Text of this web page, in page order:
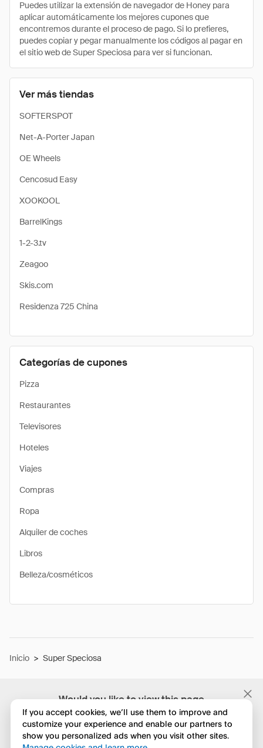
Would you like to view this page
in English?
No, seguir navegando
Ver más tiendas
SOFTERSPOT
Net-A-Porter Japan
OE Wheels
Cencosud Easy
XOOKOOL
BarrelKings
1-2-3.tv
Zeagoo
Skis.com
Residenza 725 China
Categorías de cupones
Pizza
Restaurantes
Televisores
Hoteles
Viajes
Compras
Ropa
Alquiler de coches
Libros
Belleza/cosméticos
Puedes utilizar la extensión de navegador de Honey para
aplicar automáticamente los mejores cupones que
encontremos durante el proceso de pago. Si lo prefieres,
puedes copiar y pegar manualmente los códigos al pagar en
el sitio web de Super Speciosa para ver si funcionan.
Inicio > Super Speciosa
If you accept cookies, we’ll use them to improve and
customize your experience and enable our partners to
show you personalized ads when you visit other sites.